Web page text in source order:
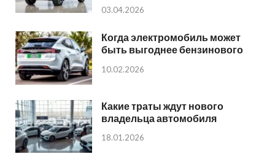
03.04.2026
Когда электромобиль может
быть выгоднее бензинового
10.02.2026
Какие траты ждут нового
владельца автомобиля
18.01.2026